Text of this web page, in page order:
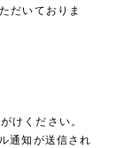
だいておりま
けください。
通知が送信され